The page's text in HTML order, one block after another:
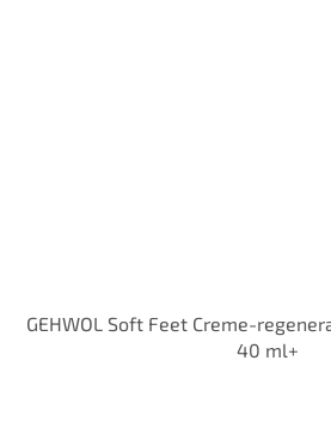
GEHWOL Soft Feet Creme-
40 ml+